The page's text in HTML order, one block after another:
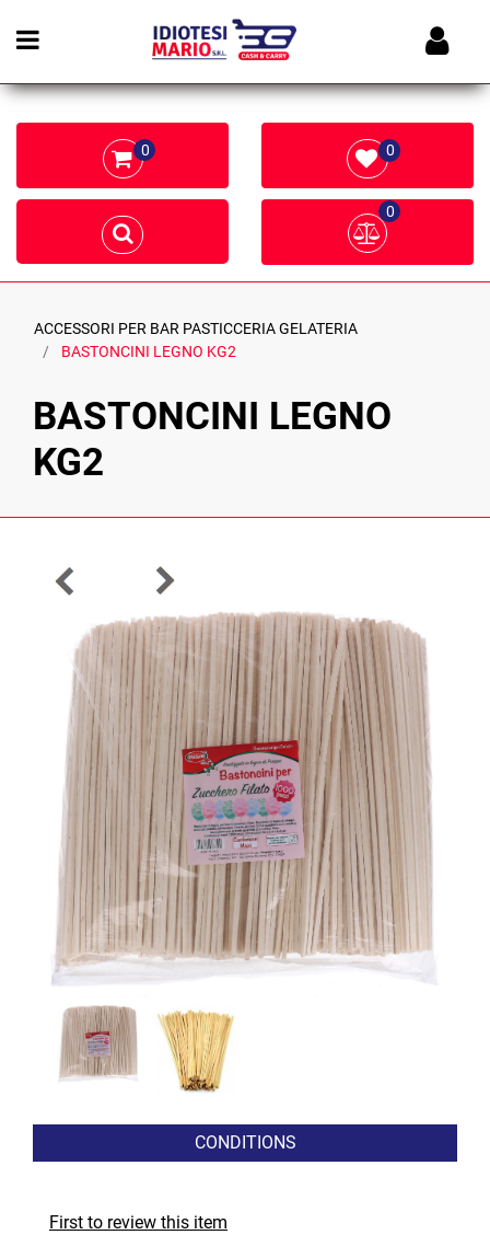
Open menu
0 0
0
ACCESSORI PER BAR PASTICCERIA GELATERIA
BASTONCINI LEGNO KG2
BASTONCINI LEGNO
KG2
CONDITIONS
First to review this item